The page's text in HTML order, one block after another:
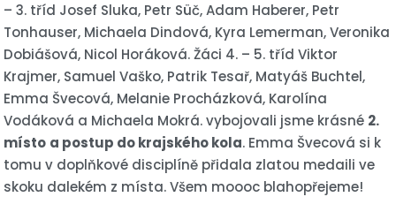
– 3. tříd Josef Sluka, Petr Süč, Adam Haberer, Petr
Tonhauser, Michaela Dindová, Kyra Lemerman, Veronika
Dobiášová, Nicol Horáková. Žáci 4. – 5. tříd Viktor
Krajmer, Samuel Vaško, Patrik Tesař, Matyáš Buchtel,
Emma Švecová, Melanie Procházková, Karolína
Vodáková a Michaela Mokrá. vybojovali jsme krásné 2.
místo a postup do krajského kola. Emma Švecová si k
tomu v doplňkové disciplíně přidala zlatou medaili ve
skoku dalekém z místa. Všem moooc blahopřejeme!